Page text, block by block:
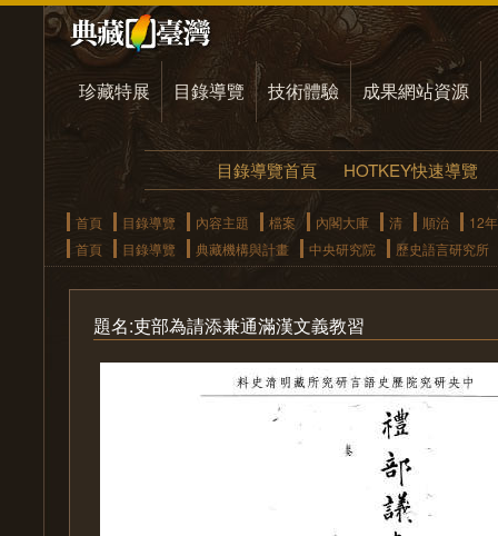
珍藏特展 目錄導覽 技術體驗 成果網站資源
目錄導覽首頁 HOTKEY快速導覽
首頁 目錄導覽 內容主題 檔案 內閣大庫 清 順治
12年
首頁
目錄導覽 典藏機構與計畫 中央研究院 歷史語言研究所
題名:吏部為請添兼通滿漢文義教習